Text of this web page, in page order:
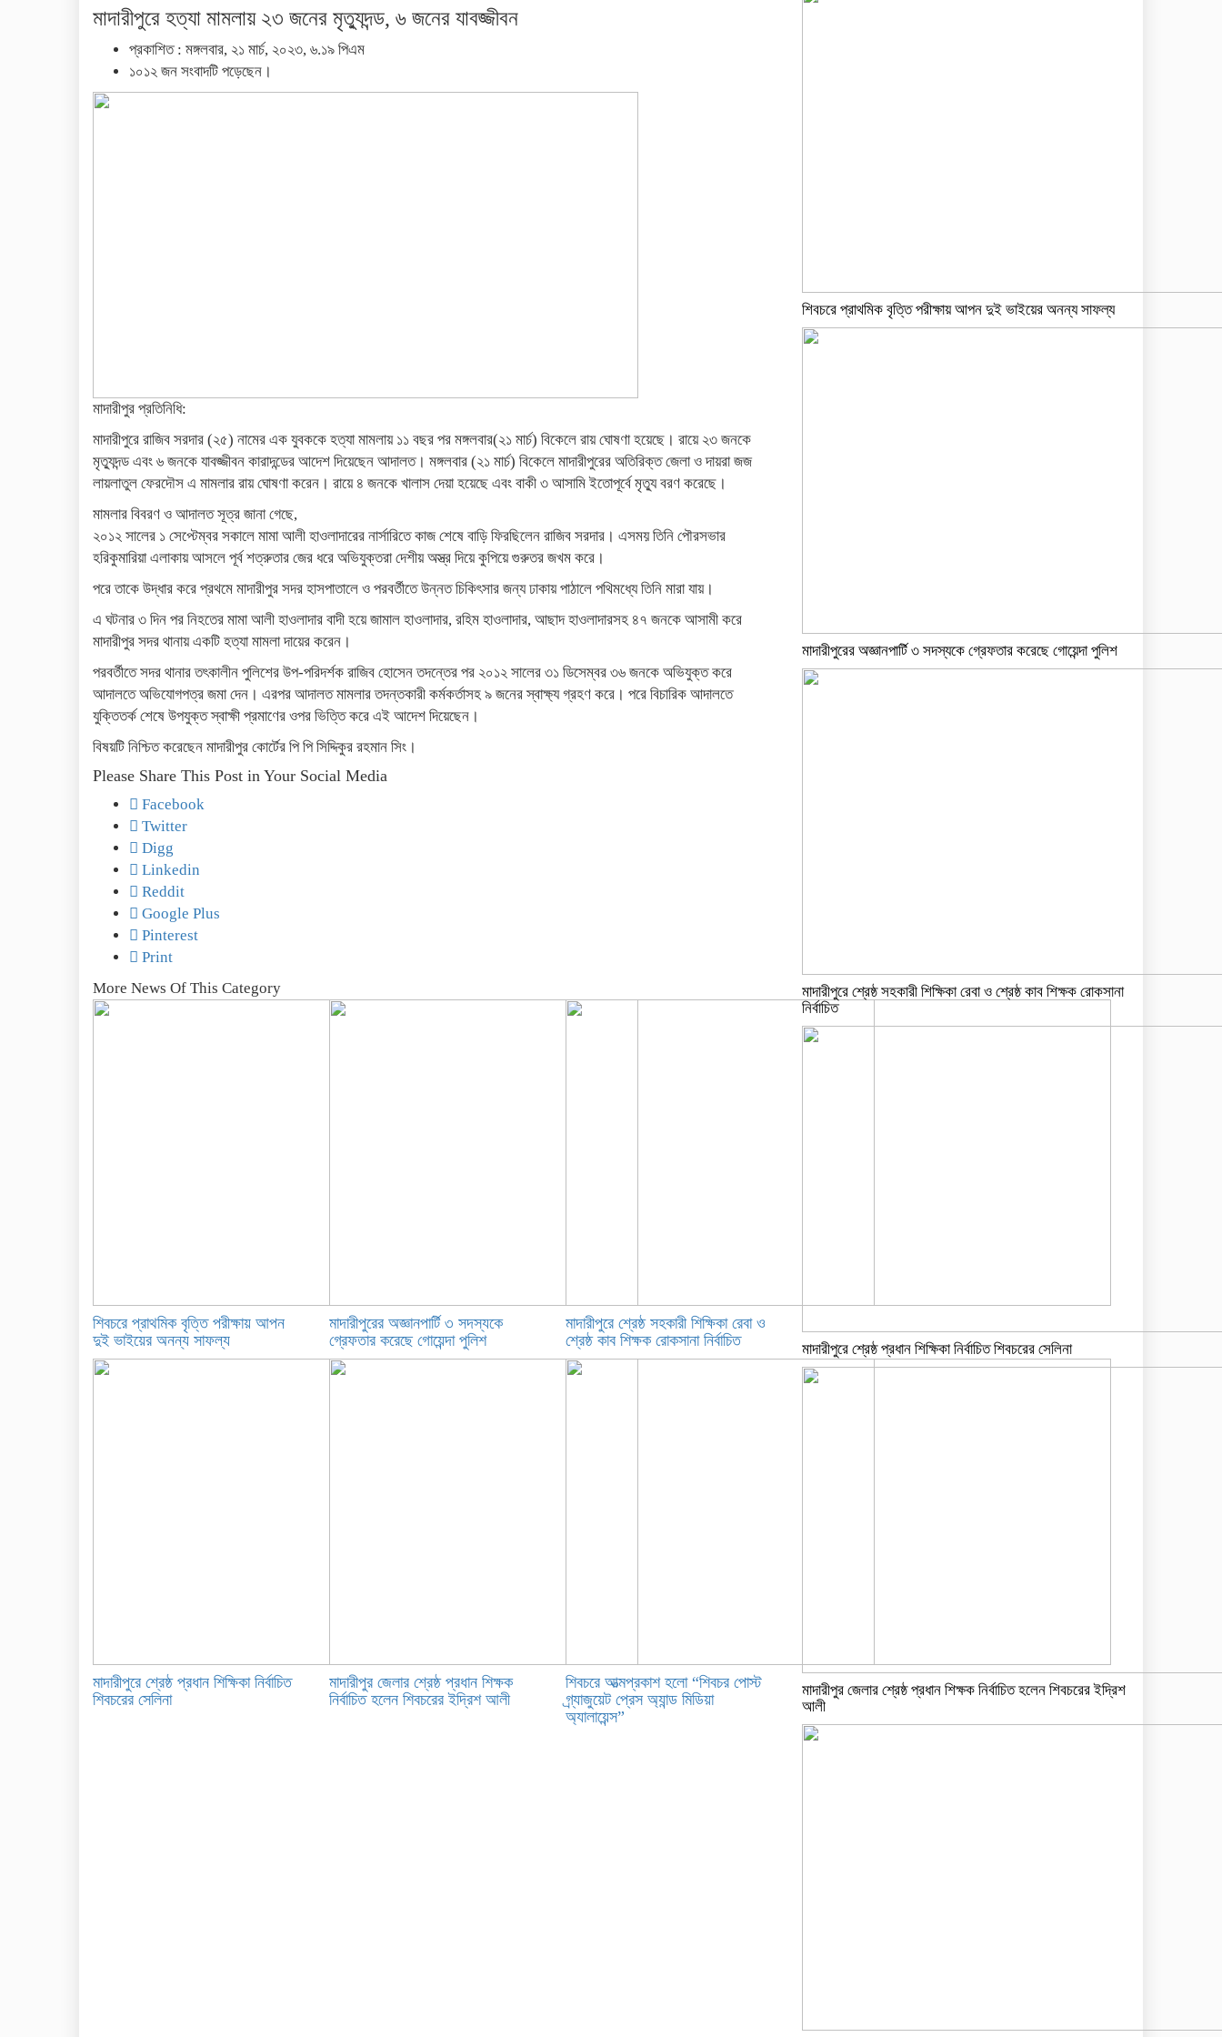
মাদারীপুরে হত্যা মামলায় ২৩ জনের মৃত্যুদন্ড, ৬ জনের যাবজ্জীবন
প্রকাশিত : মঙ্গলবার, ২১ মার্চ, ২০২৩, ৬.১৯ পিএম
১০১২ জন সংবাদটি পড়েছেন।
মাদারীপুর প্রতিনিধি:
মাদারীপুরে রাজিব সরদার (২৫) নামের এক যুবককে হত্যা মামলায় ১১ বছর পর মঙ্গলবার(২১ মার্চ) বিকেলে রায় ঘোষণা হয়েছে। রায়ে ২৩ জনকে
মৃত্যুদন্ড এবং ৬ জনকে যাবজ্জীবন কারাদন্ডের আদেশ দিয়েছেন আদালত। মঙ্গলবার (২১ মার্চ) বিকেলে মাদারীপুরের অতিরিক্ত জেলা ও দায়রা জজ
লায়লাতুল ফেরদৌস এ মামলার রায় ঘোষণা করেন। রায়ে ৪ জনকে খালাস দেয়া হয়েছে এবং বাকী ৩ আসামি ইতোপূর্বে মৃত্যু বরণ করেছে।
মামলার বিবরণ ও আদালত সূত্র জানা গেছে,
২০১২ সালের ১ সেপ্টেম্বর সকালে মামা আলী হাওলাদারের নার্সারিতে কাজ শেষে বাড়ি ফিরছিলেন রাজিব সরদার। এসময় তিনি পৌরসভার
হরিকুমারিয়া এলাকায় আসলে পূর্ব শত্রুতার জের ধরে অভিযুক্তরা দেশীয় অস্ত্র দিয়ে কুপিয়ে গুরুতর জখম করে।
পরে তাকে উদ্ধার করে প্রথমে মাদারীপুর সদর হাসপাতালে ও পরবর্তীতে উন্নত চিকিৎসার জন্য ঢাকায় পাঠালে পথিমধ্যে তিনি মারা যায়।
এ ঘটনার ৩ দিন পর নিহতের মামা আলী হাওলাদার বাদী হয়ে জামাল হাওলাদার, রহিম হাওলাদার, আছাদ হাওলাদারসহ ৪৭ জনকে আসামী করে
মাদারীপুর সদর থানায় একটি হত্যা মামলা দায়ের করেন।
পরবর্তীতে সদর থানার তৎকালীন পুলিশের উপ-পরিদর্শক রাজিব হোসেন তদন্তের পর ২০১২ সালের ৩১ ডিসেম্বর ৩৬ জনকে অভিযুক্ত করে
আদালতে অভিযোগপত্র জমা দেন। এরপর আদালত মামলার তদন্তকারী কর্মকর্তাসহ ৯ জনের স্বাক্ষ্য গ্রহণ করে। পরে বিচারিক আদালতে
যুক্তিতর্ক শেষে উপযুক্ত স্বাক্ষী প্রমাণের ওপর ভিত্তি করে এই আদেশ দিয়েছেন।
বিষয়টি নিশ্চিত করেছেন মাদারীপুর কোর্টের পি পি সিদ্দিকুর রহমান সিং।
Please Share This Post in Your Social Media
Facebook
Twitter
Digg
Linkedin
Reddit
Google Plus
Pinterest
Print
More News Of This Category
শিবচরে প্রাথমিক বৃত্তি পরীক্ষায় আপন
দুই ভাইয়ের অনন্য সাফল্য
মাদারীপুরের অজ্ঞানপার্টি ৩ সদস্যকে
গ্রেফতার করেছে গোয়েন্দা পুলিশ
মাদারীপুরে শ্রেষ্ঠ সহকারী শিক্ষিকা রেবা ও
শ্রেষ্ঠ কাব শিক্ষক রোকসানা নির্বাচিত
মাদারীপুরে শ্রেষ্ঠ প্রধান শিক্ষিকা নির্বাচিত
শিবচরের সেলিনা
মাদারীপুর জেলার শ্রেষ্ঠ প্রধান শিক্ষক
নির্বাচিত হলেন শিবচরের ইদ্রিশ আলী
শিবচরে আত্মপ্রকাশ হলো “শিবচর পোস্ট
গ্র্যাজুয়েট প্রেস অ্যান্ড মিডিয়া
অ্যালায়েন্স”
শিবচরে প্রাথমিক বৃত্তি পরীক্ষায় আপন দুই ভাইয়ের অনন্য সাফল্য
মাদারীপুরের অজ্ঞানপার্টি ৩ সদস্যকে গ্রেফতার করেছে গোয়েন্দা পুলিশ
মাদারীপুরে শ্রেষ্ঠ সহকারী শিক্ষিকা রেবা ও শ্রেষ্ঠ কাব শিক্ষক রোকসানা
নির্বাচিত
মাদারীপুরে শ্রেষ্ঠ প্রধান শিক্ষিকা নির্বাচিত শিবচরের সেলিনা
মাদারীপুর জেলার শ্রেষ্ঠ প্রধান শিক্ষক নির্বাচিত হলেন শিবচরের ইদ্রিশ
আলী